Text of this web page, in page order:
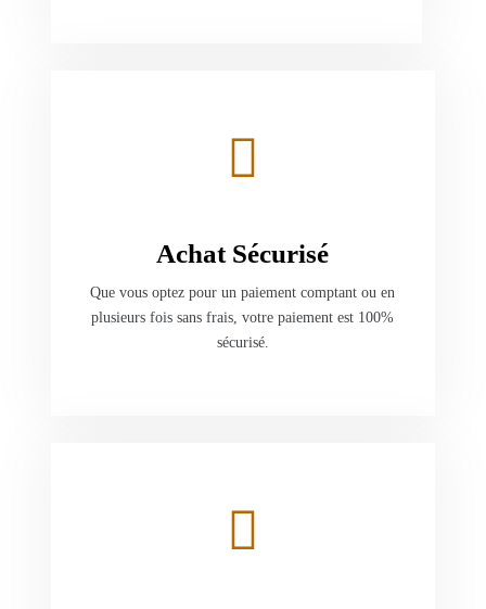
Achat Sécurisé
Que vous optez pour un paiement comptant ou en
plusieurs fois sans frais, votre paiement est 100%
sécurisé.